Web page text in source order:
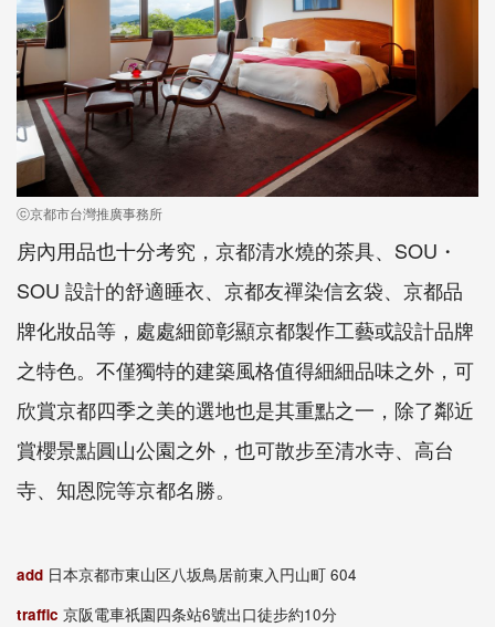
ⓒ京都市台灣推廣事務所
房內用品也十分考究，京都清水燒的茶具、SOU・
SOU 設計的舒適睡衣、京都友禪染信玄袋、京都品
牌化妝品等，處處細節彰顯京都製作工藝或設計品牌
之特色。不僅獨特的建築風格值得細細品味之外，可
欣賞京都四季之美的選地也是其重點之一，除了鄰近
賞櫻景點圓山公園之外，也可散步至清水寺、高台
寺、知恩院等京都名勝。
add 日本京都市東山区八坂鳥居前東入円山町 604
traffic 京阪電車祇園四条站6號出口徒步約10分